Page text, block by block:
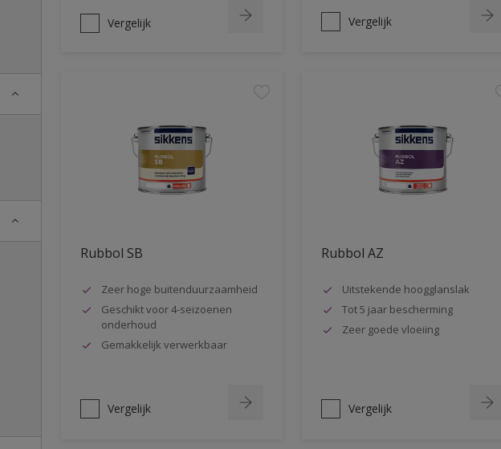
Vergelijk Vergelijk
Rubbol SB
Zeer hoge buitenduurzaamheid
Geschikt voor 4-seizoenen
onderhoud
Gemakkelijk verwerkbaar
Vergelijk
Rubbol AZ
Uitstekende hoogglanslak
Tot 5 jaar bescherming
Zeer goede vloeiing
Vergelijk